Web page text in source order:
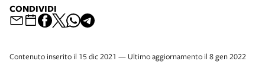
CONDIVIDI
Contenuto inserito il 15 dic 2021 — Ultimo aggiornamento il 8 gen 2022